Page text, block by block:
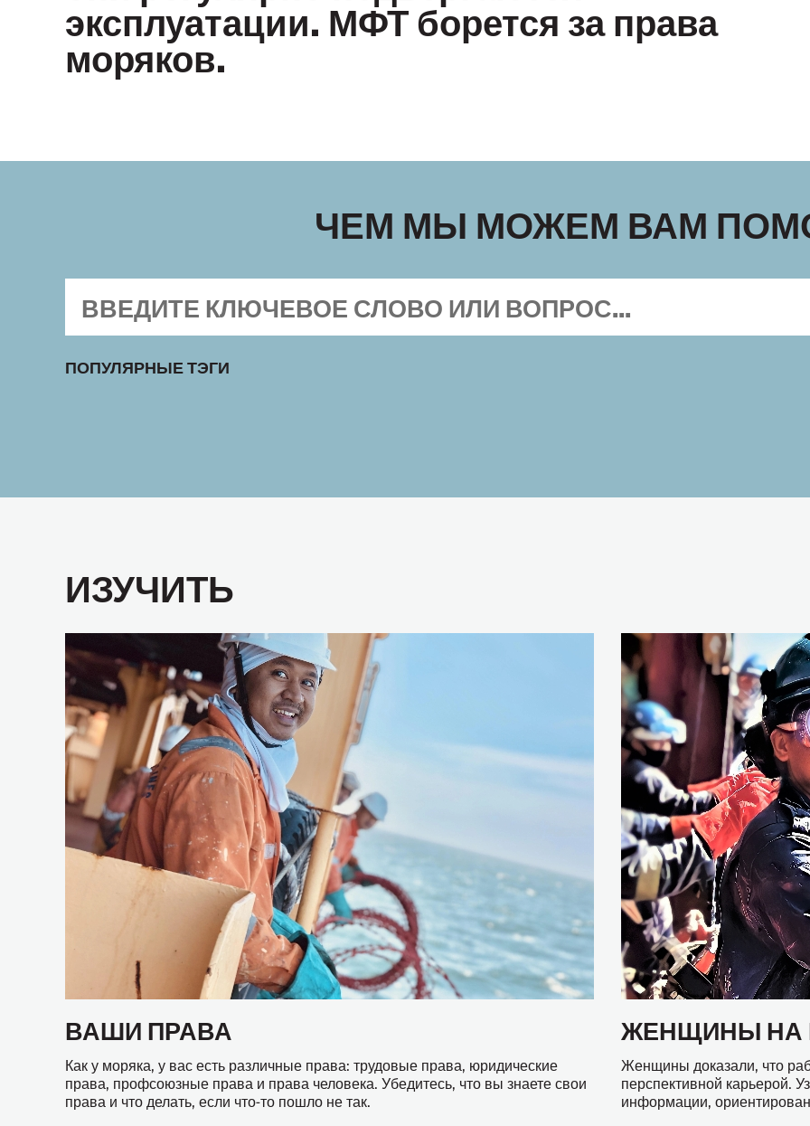
эксплуатации. МФТ борется за права
моряков.
ЧЕМ МЫ МОЖЕМ ВАМ
ПОПУЛЯРНЫЕ ТЭГИ
ИЗУЧИТЬ
ВАШИ ПРАВА
Как у моряка, у вас есть различные права: трудовые права, юридические
права, профсоюзные права и права человека. Убедитесь, что вы знаете свои
права и что делать, если что-то пошло не так.
ЖЕНЩИНЫ НА
Женщины доказали, что
перспективной карьерой.
информации,